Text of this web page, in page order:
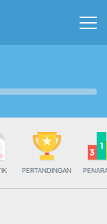
PERTANDINGAN